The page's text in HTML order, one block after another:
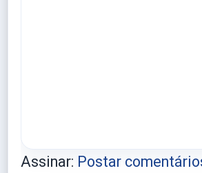
Assinar: Postar